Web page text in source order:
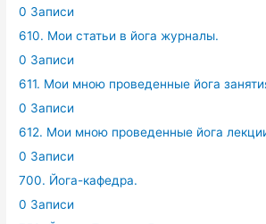
0 Записи
610. Мои статьи в йога журналы.
0 Записи
611. Мои мною проведенные йога
0 Записи
612. Мои мною проведенные йога
0 Записи
700. Йога-кафедра.
0 Записи